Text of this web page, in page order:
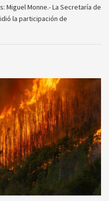
Miguel Monne.- La Secretaría de
la participación de